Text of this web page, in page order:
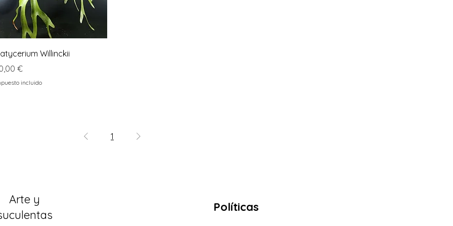
Vista rápida
Willinckii
€
incluido
1
Arte y
Políticas